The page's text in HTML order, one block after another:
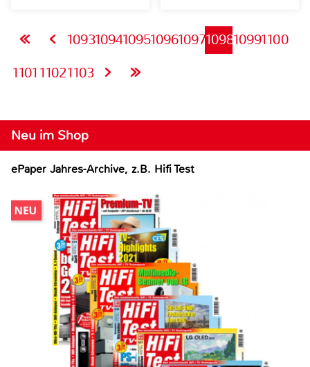
10931094109510961097109810991100
1101 11021103
Neu im Shop
ePaper Jahres-Archive, z.B. Hifi Test